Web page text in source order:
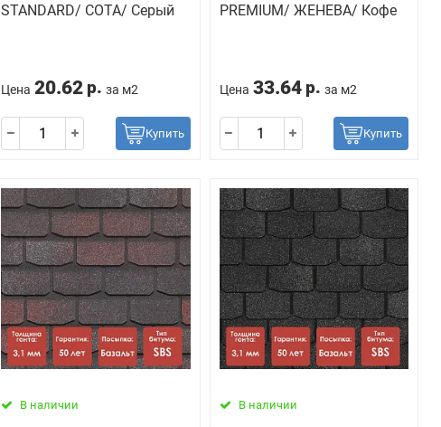
STANDARD/ СОТА/ Серый
Цена 20.62 р. за м2
Купить
PREMIUM/ ЖЕНЕВА/ Кофе
Цена 33.64 р. за м2
Купить
В наличии В наличии